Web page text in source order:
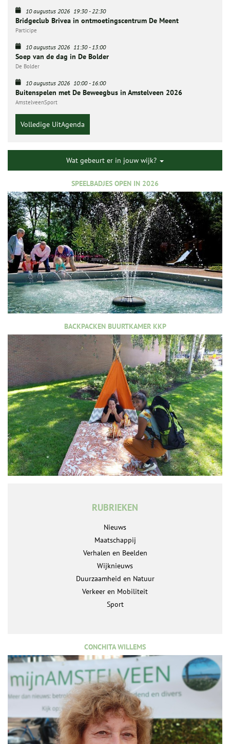
10 augustus 2026 19:30-22:30
Bridgeclub Brivea in ontmoetingscentrum De Meent
Participe
10 augustus 2026 11:30-13:00
Soep van de dag in De Bolder
De Bolder
10 augustus 2026 10:00-16:00
Buitenspelen met De Beweegbus in Amstelveen 2026
AmstelveenSport
Volledige UitAgenda
Wat gebeurt er in jouw wijk?
SPEELBADJES OPEN IN 2026
BACKPACKEN BUURTKAMER KKP
RUBRIEKEN
Nieuws
Maatschappij
Verhalen en Beelden
Wijknieuws
Duurzaamheid en Natuur
Verkeer en Mobiliteit
Sport
CONCHITA WILLEMS